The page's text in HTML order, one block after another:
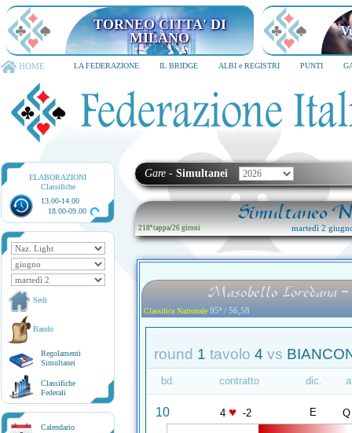
TORNEO CITTA' DI MILANO
6-8 dicembre 2026
HOME LA FEDERAZIONE IL BRIDGE ALBI e REGISTRI PUNTI
ELABORAZIONI
Classifiche
13.00-14.00
18.00-09.00
Sedi
Bando
Regolamenti
Simultanei
Classifiche
Federali
Calendario
Gare - Simultanei
Simultaneo
218ª tappa/26 gironi martedì 2
Masobello Loredana
Classifica Nazionale 95ª / 56,58
round 1 tavolo 4 vs
bd. contratto dic.
10 4 ♥ -2 E Q